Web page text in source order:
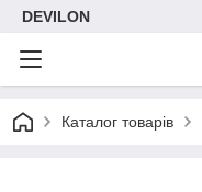
DEVILON
Каталог товарів